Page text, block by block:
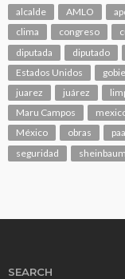
alcalde AMLO
clima
congreso
diputada
diputado
Estados Unidos
juarez
juárez
Maru Campos
México
obras
seguridad
sheinbaum
SEARCH